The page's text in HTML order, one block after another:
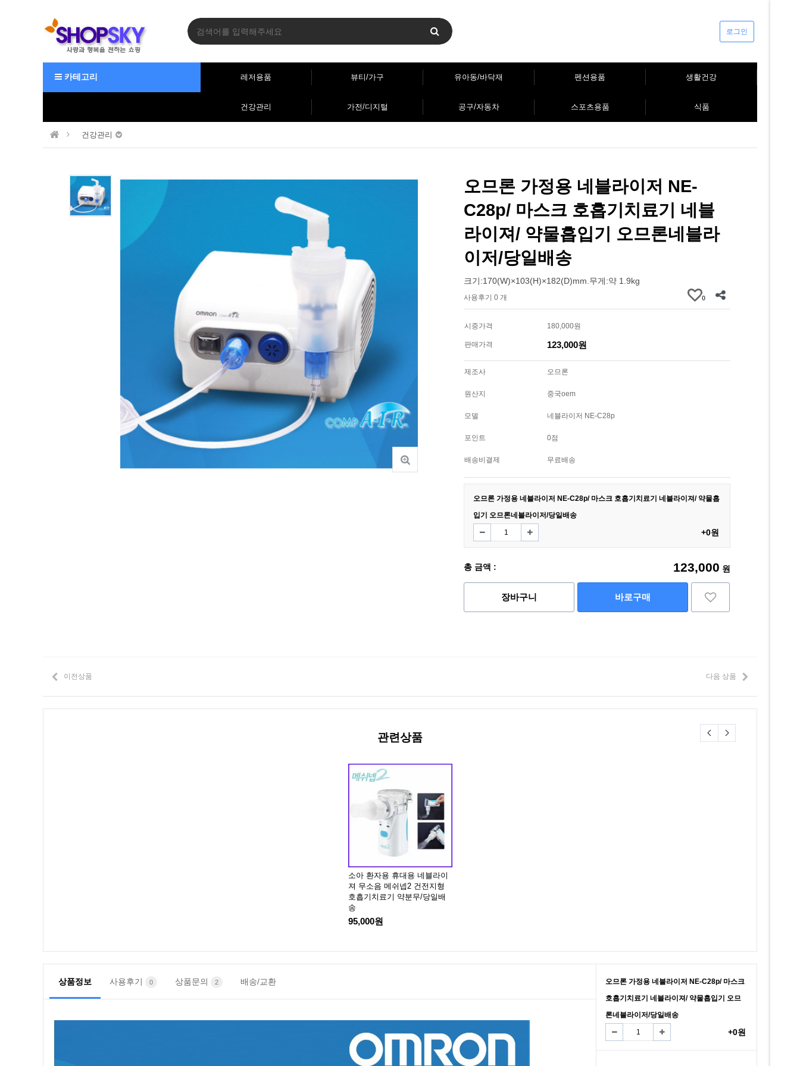
로그인
카테고리 레저용품 뷰티/가구 유아동/바닥재 펜션용품 생활건강
건강관리 가전/디지털 공구/자동차 스포츠용품 식품
건강관리
오므론 가정용 네블라이저 NE-
C28p/ 마스크 호흡기치료기 네블
라이져/ 약물흡입기 오므론네블라
이저/당일배송
크기:170(W)×103(H)×182(D)mm.무게:약 1.9kg
사용후기 0 개 0
시중가격 180,000원
판매가격 123,000원
제조사 오므론
원산지 중국oem
모델 네블라이저 NE-C28p
포인트 0점
배송비결제 무료배송
오므론 가정용 네블라이저 NE-C28p/ 마스크 호흡기치료기 네블라이져/ 약물흡
입기 오므론네블라이저/당일배송
+0원
총 금액 : 123,000 원
장바구니 바로구매
이전상품 다음 상품
관련상품
소아 환자용 휴대용 네블라이
져 무소음 메쉬넵2 건전지형
호흡기치료기 약분무/당일배
송
95,000원
상품정보 사용후기 0 상품문의 2 배송/교환
오므론 가정용 네블라이저 NE-C28p/ 마스크
호흡기치료기 네블라이져/ 약물흡입기 오므
론네블라이저/당일배송
+0원